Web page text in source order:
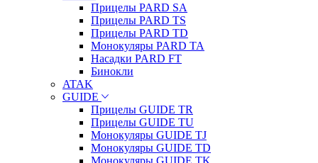
Прицелы PARD SA
Прицелы PARD TS
Прицелы PARD TD
Монокуляры PARD TA
Насадки PARD FT
Бинокли
ATAK
GUIDE
Прицелы GUIDE TR
Прицелы GUIDE TU
Монокуляры GUIDE TJ
Монокуляры GUIDE TD
Монокуляры GUIDE TK